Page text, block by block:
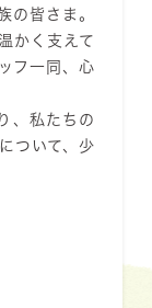
の皆さま。
かく支えて
フ一同、心
、私たちの
ついて、少